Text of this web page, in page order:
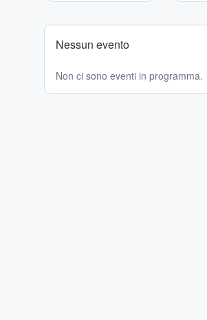
Nessun evento
Non ci sono eventi in programma.